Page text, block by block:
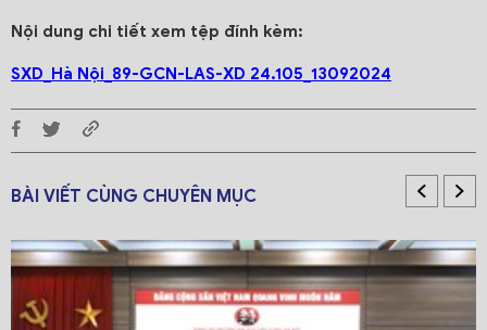
Nội dung chi tiết xem tệp đính kèm:
SXD_Hà Nội_89-GCN-LAS-XD 24.105_13092024
BÀI VIẾT CÙNG CHUYÊN MỤC